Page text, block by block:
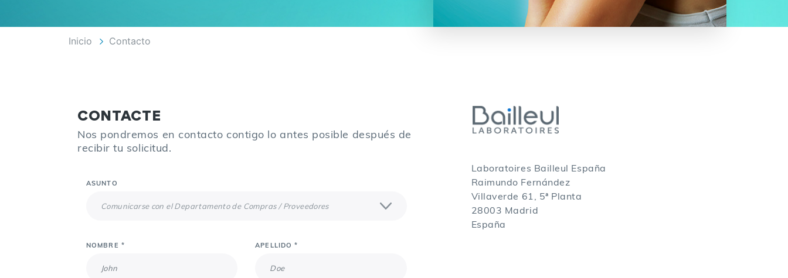
Inicio Contacto
CONTACTE
Nos pondremos en contacto contigo lo antes posible después de
recibir tu solicitud.
ASUNTO
NOMBRE * APELLIDO *
Laboratoires Bailleul España
Raimundo Fernández
Villaverde 61, 5ª Planta
28003 Madrid
España